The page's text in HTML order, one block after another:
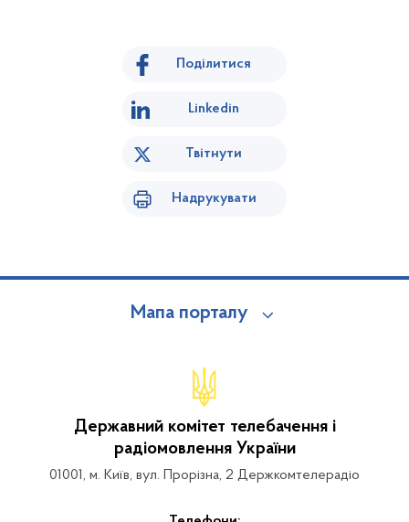
Поділитися
Linkedin
Твітнути
Надрукувати
Мапа порталу
Державний комітет телебачення і
радіомовлення України
01001, м. Київ, вул. Прорізна, 2 Держкомтелерадіо